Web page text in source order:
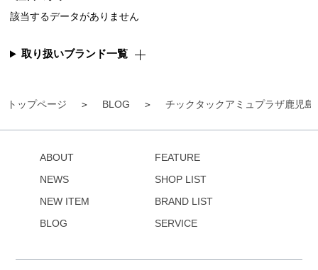
トップページ BLOG チックタックアミュプラザ鹿児島
該当するデータがありません
取り扱いブランド一覧
ABOUT
NEWS
NEW ITEM
BLOG
FEATURE
SHOP LIST
BRAND LIST
SERVICE